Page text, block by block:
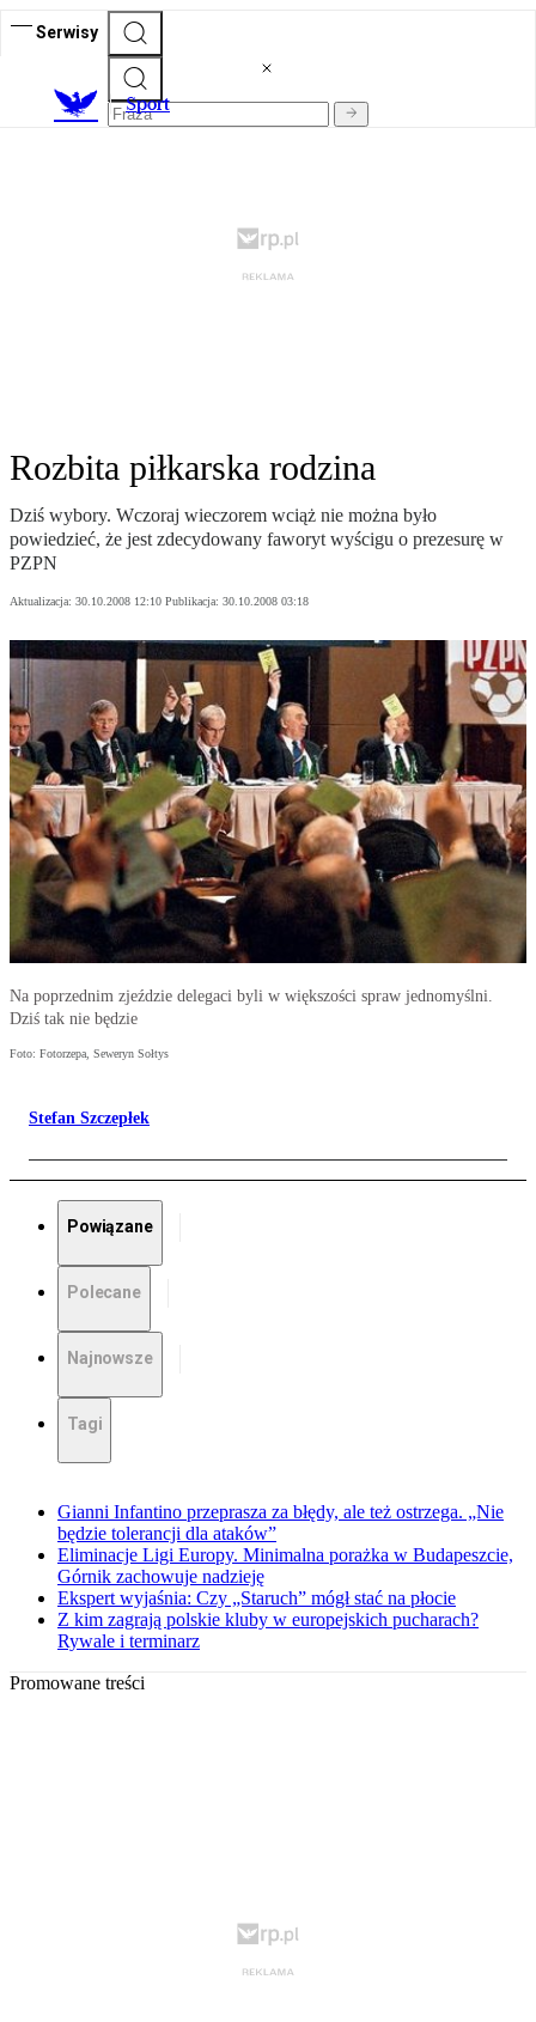
Serwisy
Sport
Rozbita piłkarska rodzina
Dziś wybory. Wczoraj wieczorem wciąż nie można było
powiedzieć, że jest zdecydowany faworyt wyścigu o prezesurę w
PZPN
Aktualizacja: 30.10.2008 12:10 Publikacja: 30.10.2008 03:18
Na poprzednim zjeździe delegaci byli w większości spraw jednomyślni.
Dziś tak nie będzie
Foto: Fotorzepa, Seweryn Sołtys
Stefan Szczepłek
Powiązane
Polecane
Najnowsze
Tagi
Gianni Infantino przeprasza za błędy, ale też ostrzega. „Nie
będzie tolerancji dla ataków”
Eliminacje Ligi Europy. Minimalna porażka w Budapeszcie,
Górnik zachowuje nadzieję
Ekspert wyjaśnia: Czy „Staruch” mógł stać na płocie
Z kim zagrają polskie kluby w europejskich pucharach?
Rywale i terminarz
Promowane treści